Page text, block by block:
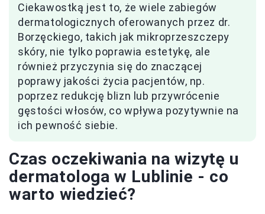
Ciekawostką jest to, że wiele zabiegów
dermatologicznych oferowanych przez dr.
Borzęckiego, takich jak mikroprzeszczepy
skóry, nie tylko poprawia estetykę, ale
również przyczynia się do znaczącej
poprawy jakości życia pacjentów, np.
poprzez redukcję blizn lub przywrócenie
gęstości włosów, co wpływa pozytywnie na
ich pewność siebie.
Czas oczekiwania na wizytę u
dermatologa w Lublinie - co
warto wiedzieć?